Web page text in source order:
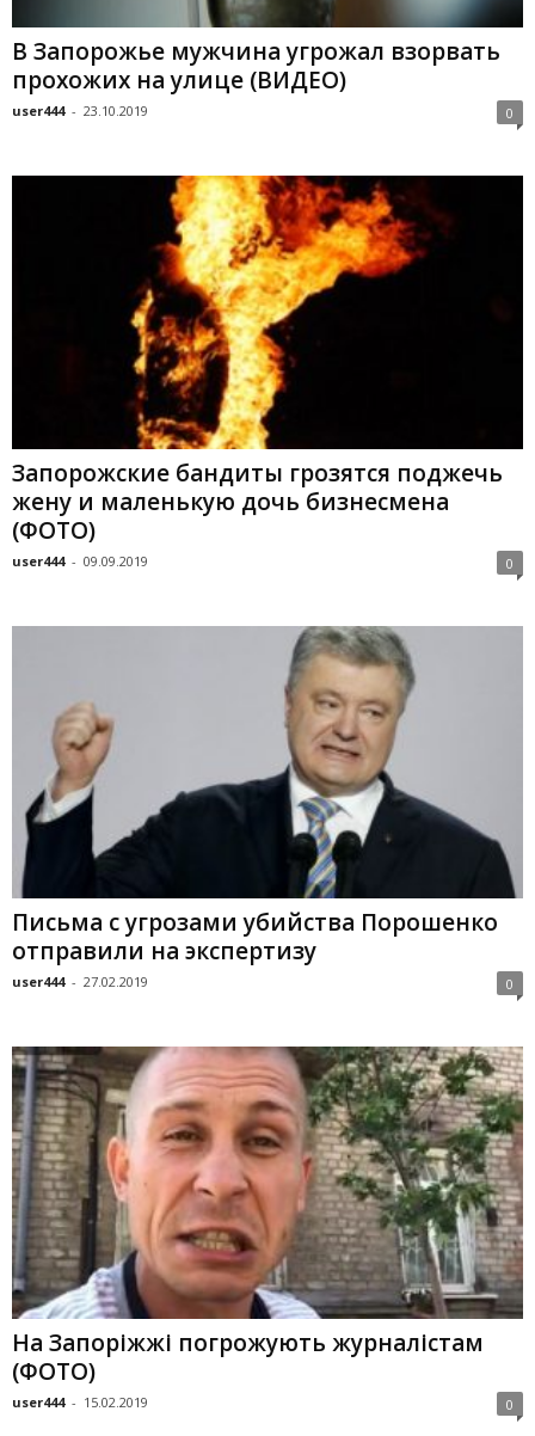
В Запорожье мужчина угрожал взорвать
прохожих на улице (ВИДЕО)
user444 - 23.10.2019 0
Запорожские бандиты грозятся поджечь
жену и маленькую дочь бизнесмена
(ФОТО)
user444 - 09.09.2019 0
Письма с угрозами убийства Порошенко
отправили на экспертизу
user444 - 27.02.2019 0
На Запоріжжі погрожують журналістам
(ФОТО)
user444 - 15.02.2019 0